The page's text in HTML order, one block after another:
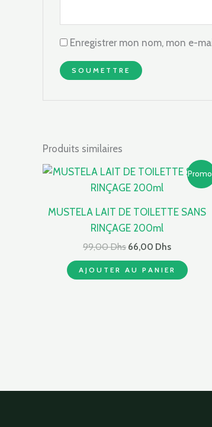
Enregistrer mon nom, mon e-
Produits similaires
MUSTELA LAIT DE TOILETTE SANS
RINÇAGE 200ml
99,00Dhs
Le
initial
99,00 Dhs.
66,00 Dhs
Le
66,00 Dhs.
AJOUTER AU PANIER